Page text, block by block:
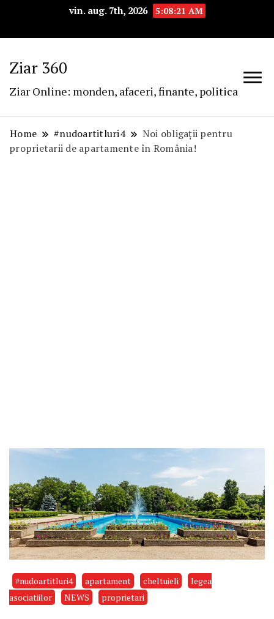
vin. aug. 7th, 2026 5:08:21 AM
Ziar 360
Ziar Online: monden, afaceri, finante, politica
Home #nudoartitluri4
Noi obligații pentru
proprietarii de apartamente în România!
#nudoartitluri4 apartament cheltuieli
legea
asociatiilor
NEWS proprietari